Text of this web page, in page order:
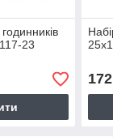
23
172